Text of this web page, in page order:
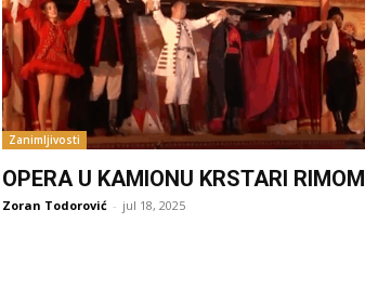
Zanimljivosti
OPERA U KAMIONU KRSTARI RIMOM
Zoran Todorović - jul 18, 2025